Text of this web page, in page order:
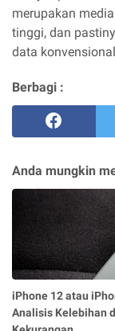
merupakan
tinggi, dan
data
Berbagi :
Anda mungkin
iPhone 12 atau
Analisis Kelebihan